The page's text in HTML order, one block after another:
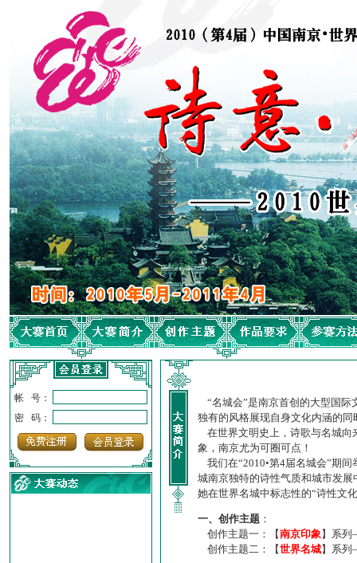
帐 号：
密 码：
“名城会”是南京首创的大型国际
独有的风格展现自身文化内涵的
在世界文明史上，诗歌与名城向
象，南京尤为可圈可点！
我们在“2010•第4届名城会”期
城南京独特的诗性气质和城市发
她在世界名城中标志性的“诗性文
一、创作主题 ：
创作主题一：【南京印象】系
创作主题二：【世界名城】系